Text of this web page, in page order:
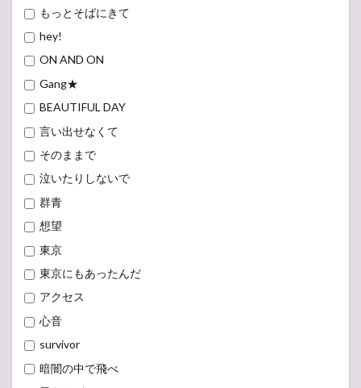
もっとそばにきて
hey!
ON AND ON
Gang★
BEAUTIFUL DAY
言い出せなくて
そのままで
泣いたりしないで
群青
想望
東京
東京にもあったんだ
アクセス
心音
survivor
暗闇の中で飛べ